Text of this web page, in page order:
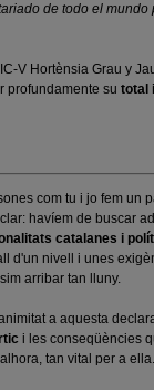
de todo el
V Hortènsia Grau y
profundamente su total
com tu i jo fem un
havíem de buscar
catalanes i
d'un nivell i unes
arribar tan lluny.
a aquesta
i les conseqüències
tan vital per a ella.